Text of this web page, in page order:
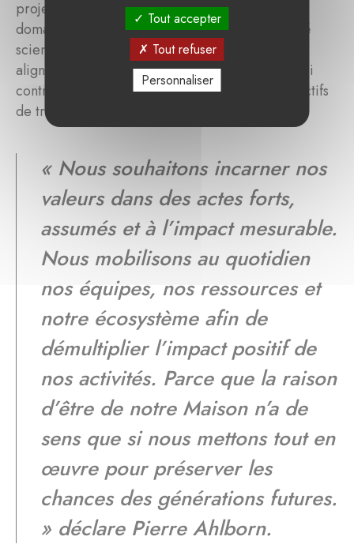
projets locaux ayant un impact concret dans ces
domaines. Chaque projet est revu par un comité
scientifique d’experts afin de garantir son
alignement aux enjeux environnementaux et ainsi
contribuer à la hauteur de ses moyens aux objectifs
de transition écologique du Luxembourg.
« Nous souhaitons incarner nos
valeurs dans des actes forts,
assumés et à l’impact mesurable.
Nous mobilisons au quotidien
nos équipes, nos ressources et
notre écosystème afin de
démultiplier l’impact positif de
nos activités. Parce que la raison
d’être de notre Maison n’a de
sens que si nous mettons tout en
œuvre pour préserver les
chances des générations futures.
» déclare Pierre Ahlborn.
Tout accepter
Tout refuser
Personnaliser